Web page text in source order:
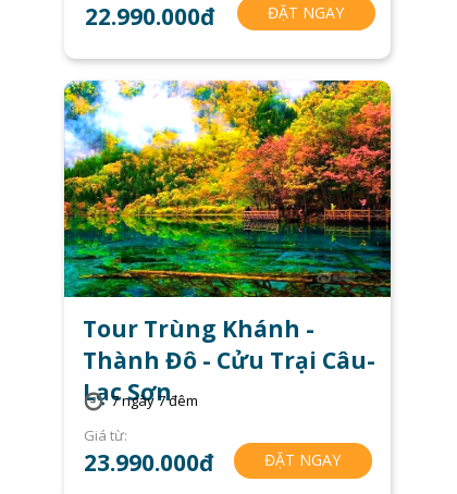
Tour Trùng Khánh -
Thành Đô - Cửu Trại Câu-
Lạc Sơn
Giá từ:
23.990.000đ ĐẶT NGAY
7 ngày 7 đêm
22.990.000đ ĐẶT NGAY